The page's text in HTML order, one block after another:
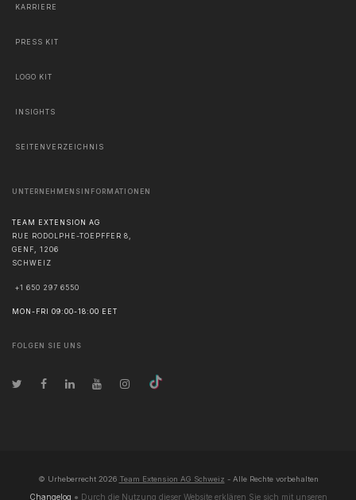
KARRIERE
PRESS KIT
LOGO KIT
INSIGHTS
SEITENVERZEICHNIS
UNTERNEHMENSINFORMATIONEN
TEAM EXTENSION AG
RUE RODOLPHE-TOEPFFER 8,
GENF, 1206
SCHWEIZ
+1 650 297 6550
MON-FRI 09:00-18:00 EET
FOLGEN SIE UNS
© Urheberrecht 2026 Team Extension AG Schweiz - Alle Rechte vorbehalten
Changelog ● Durch die Nutzung dieser Website erklären Sie sich mit unseren